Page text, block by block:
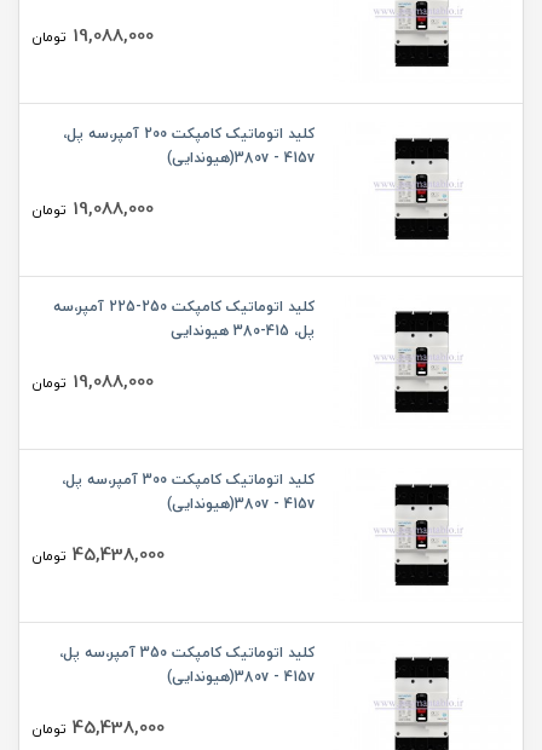
19,088,000 تومان
کلید اتوماتیک کامپکت 200 آمپر،سه پل،
380v - 415v(هیوندایی)
19,088,000 تومان
کلید اتوماتیک کامپکت 250-225 آمپر،سه
پل، 415-380 هیوندایی
19,088,000 تومان
کلید اتوماتیک کامپکت 300 آمپر،سه پل،
380v - 415v(هیوندایی)
45,438,000 تومان
کلید اتوماتیک کامپکت 350 آمپر،سه پل،
380v - 415v(هیوندایی)
45,438,000 تومان